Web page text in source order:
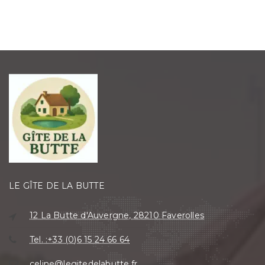
LE GÎTE DE LA BUTTE
12 La Butte d'Auvergne, 28210 Faverolles
Tel. :+33 (0)6 15 24 66 64